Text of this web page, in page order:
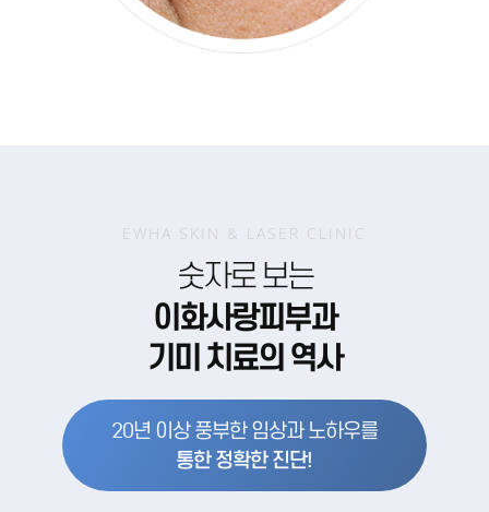
EWHA SKIN & LASER CLINIC
숫자로 보는
이화사랑피부과
기미 치료의 역사
20년 이상 풍부한 임상과 노하우를
통한 정확한 진단!